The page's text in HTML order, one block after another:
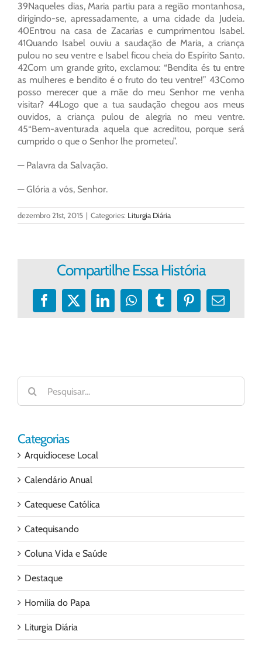
39Naqueles dias, Maria partiu para a região montanhosa,
dirigindo-se, apressadamente, a uma cidade da Judeia.
40Entrou na casa de Zacarias e cumprimentou Isabel.
41Quando Isabel ouviu a saudação de Maria, a criança
pulou no seu ventre e Isabel ficou cheia do Espírito Santo.
42Com um grande grito, exclamou: “Bendita és tu entre
as mulheres e bendito é o fruto do teu ventre!” 43Como
posso merecer que a mãe do meu Senhor me venha
visitar? 44Logo que a tua saudação chegou aos meus
ouvidos, a criança pulou de alegria no meu ventre.
45“Bem-aventurada aquela que acreditou, porque será
cumprido o que o Senhor lhe prometeu”.
— Palavra da Salvação.
— Glória a vós, Senhor.
dezembro 21st, 2015 | Categories: Liturgia Diária
Compartilhe Essa História
Facebook
X LinkedInWhatsApp
TumblrPinterest
E-
Buscar
resultados
para:
Categorias
Arquidiocese Local
Calendário Anual
Catequese Católica
Catequisando
Coluna Vida e Saúde
Destaque
Homilia do Papa
Liturgia Diária